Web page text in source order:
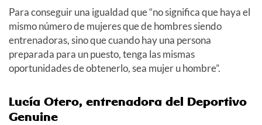
Para conseguir una igualdad que “no significa que haya el
mismo número de mujeres que de hombres siendo
entrenadoras, sino que cuando hay una persona
preparada para un puesto, tenga las mismas
oportunidades de obtenerlo, sea mujer u hombre”.
Lucía Otero, entrenadora del Deportivo
Genuine